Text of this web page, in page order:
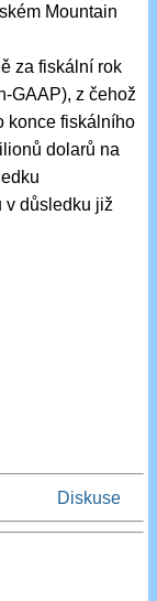
Mountain
za fiskální rok
GAAP), z čehož
konce fiskálního
dolarů na
v důsledku již
Diskuse